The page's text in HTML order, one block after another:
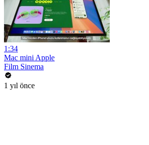
1:34
Mac mini Apple
Film Sinema
1 yıl önce